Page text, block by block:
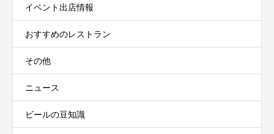
イベント出店情報
おすすめのレストラン
その他
ニュース
ビールの豆知識